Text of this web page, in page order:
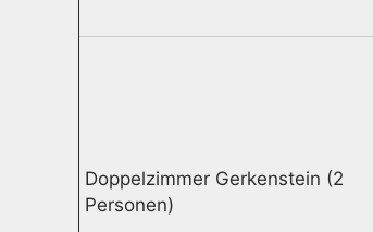
Doppelzimmer Gerkenstein (2
Personen)